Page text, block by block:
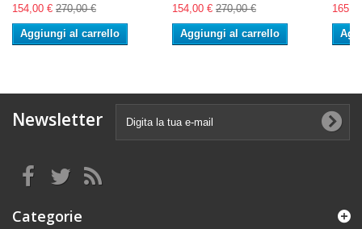
154,00 € 270,00 €
Aggiungi al carrello
154,00 € 270,00 €
Aggiungi al carrello
Newsletter
Categorie